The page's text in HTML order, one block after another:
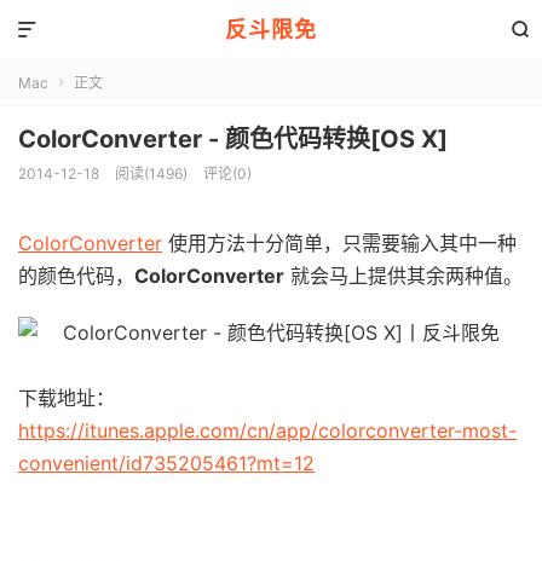
反斗限免 

Mac  正文
ColorConverter - 颜色代码转换[OS X]
2014-12-18 阅读(1496) 评论(0)
ColorConverter 使用方法十分简单，只需要输入其中一种
的颜色代码， ColorConverter 就会马上提供其余两种值。
下载地址：
https://itunes.apple.com/cn/app/colorconverter-most-
convenient/id735205461?mt=12